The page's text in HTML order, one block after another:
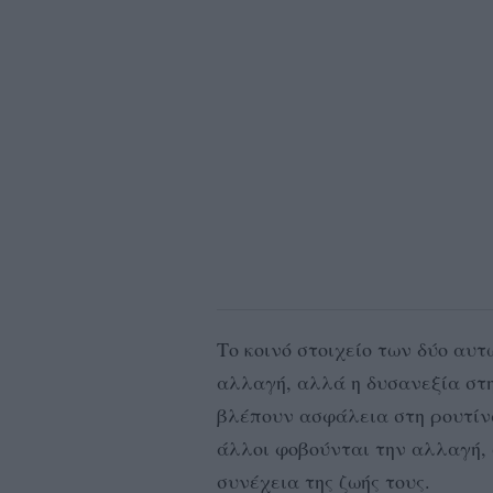
Το κοινό στοιχείο των δύο
αλλαγή, αλλά η δυσανεξία
βλέπουν ασφάλεια στη
άλλοι φοβούνται την αλλαγή,
συνέχεια της ζωής τους.